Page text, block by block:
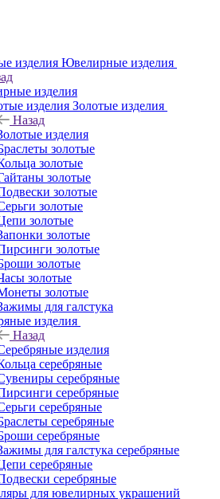
Ювелирные изделия
изделия
Золотые изделия
Назад
изделия
золотые
золотые
золотые
золотые
золотые
золотые
золотые
золотые
золотые
золотые
золотые
для галстука
изделия
Назад
изделия
серебряные
серебряные
серебряные
серебряные
серебряные
серебряные
для галстука серебряные
серебряные
серебряные